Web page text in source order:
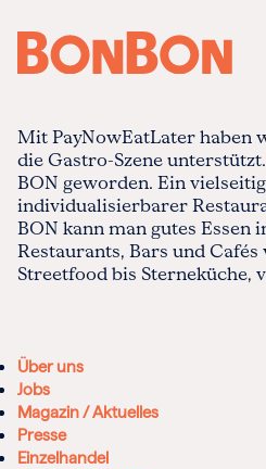
Mit PayNowEatLater haben
die Gastro-Szene
BON geworden. Ein
individualisierbarer
BON kann man gutes Essen
Restaurants, Bars und Cafés
Streetfood bis Sterneküche,
Über uns
Jobs
Magazin / Aktuelles
Presse
Einzelhandel